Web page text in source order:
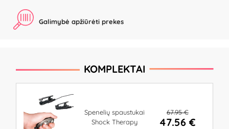
Galimybė apžiūrėti prekes
KOMPLEKTAI
Spenelių spaustukai
Shock Therapy
67.95 €
47.56 €